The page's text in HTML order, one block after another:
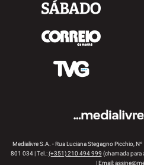
Medialivre S.A. - Rua Luciana Stegagno Picchio,
801 034 | Tel.:(+351) 210 494 999 (chamada para
| Email: